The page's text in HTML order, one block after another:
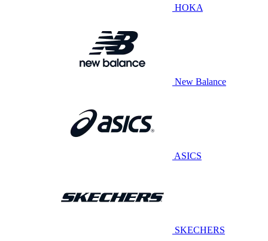
HOKA
New Balance
ASICS
SKECHERS